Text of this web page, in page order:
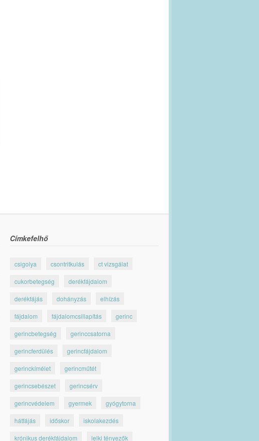
Címkefelhő
csigolya csontritkulás ct vizsgálat
cukorbetegség derékfájdalom
derékfájás dohányzás elhízás
fájdalom fájdalomcsillapítás gerinc
gerincbetegség gerinccsatorna
gerincferdülés gerincfájdalom
gerinckímélet gerincműtét
gerincsebészet gerincsérv
gerincvédelem gyermek gyógytorna
hátfájás időskor iskolakezdés
krónikus derékfájdalom lelki tényezők